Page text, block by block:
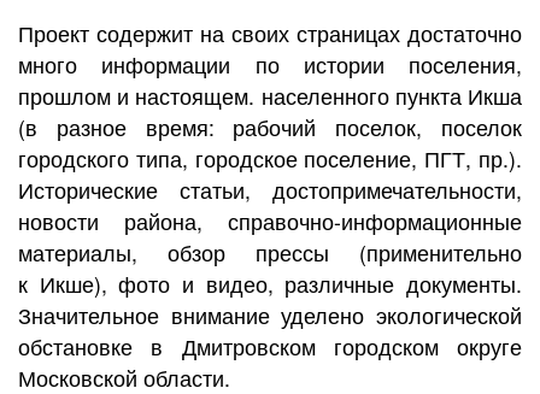
Проект содержит на своих страницах достаточно
много информации по истории поселения,
прошлом и настоящем. населенного пункта Икша
(в разное время: рабочий поселок, поселок
городского типа, городское поселение, ПГТ, пр.).
Исторические статьи, достопримечательности,
новости района, справочно-информационные
материалы, обзор прессы (применительно
к Икше), фото и видео, различные документы.
Значительное внимание уделено экологической
обстановке в Дмитровском городском округе
Московской области.